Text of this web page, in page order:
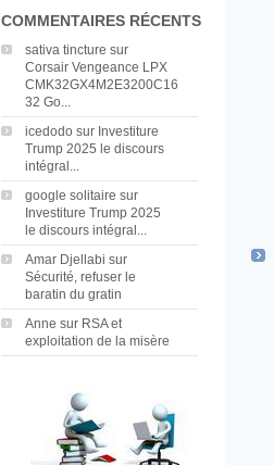
COMMENTAIRES RÉCENTS
sativa tincture sur
Corsair Vengeance LPX
CMK32GX4M2E3200C16
32 Go...
icedodo sur Investiture
Trump 2025 le discours
intégral...
google solitaire sur
Investiture Trump 2025
le discours intégral...
Amar Djellabi sur
Sécurité, refuser le
baratin du gratin
Anne sur RSA et
exploitation de la misère